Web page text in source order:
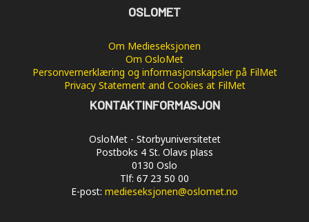
OSLOMET
Om Medieseksjonen
Om OsloMet
Personvernerklæring og informasjonskapsler på FilMet
Privacy Statement and Cookies at FilMet
KONTAKTINFORMASJON
OsloMet - Storbyuniversitetet
Postboks 4 St. Olavs plass
0130 Oslo
Tlf: 67 23 50 00
E-post: medieseksjonen@oslomet.no